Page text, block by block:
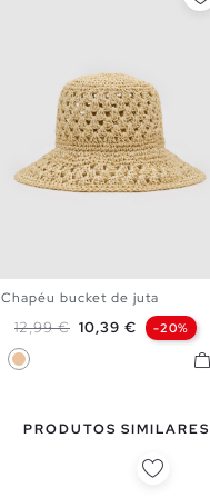
Chapéu bucket de juta
Preço normal
12,99 € Preço
10,39 € -20%
Bege
PRODUTOS SIMILARES